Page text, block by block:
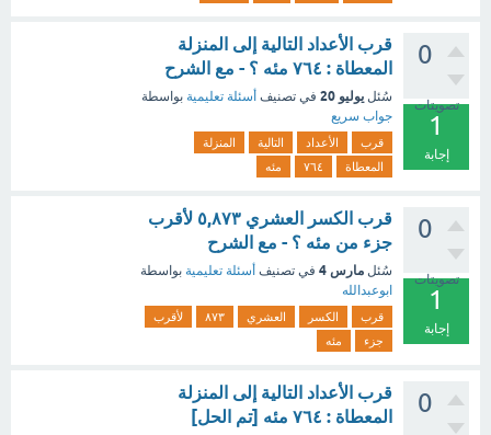
0
تصويتات
1
إجابة
قرب الأعداد التالية إلى المنزلة
المعطاة : ٧٦٤ مئه ؟ - مع الشرح
سُئل يوليو 20 في تصنيف أسئلة تعليمية بواسطة
جواب سريع
قرب الأعداد التالية
المنزلة
المعطاة
٧٦٤ مئه
0
تصويتات
1
إجابة
قرب الكسر العشري ٥,٨٧٣ لأقرب
جزء من مئه ؟ - مع الشرح
سُئل مارس 4 في تصنيف أسئلة تعليمية بواسطة
ابوعبدالله
قرب الكسر العشري ٨٧٣
لأقرب
جزء
مئه
0
قرب الأعداد التالية إلى المنزلة
المعطاة : ٧٦٤ مئه [تم الحل]